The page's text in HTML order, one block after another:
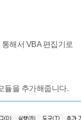
해서 VBA 편집기로
듈을 추가해줍니다.